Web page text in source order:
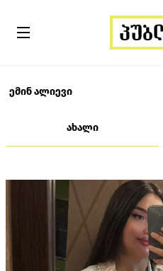
ემინ ალიევი
ახალი